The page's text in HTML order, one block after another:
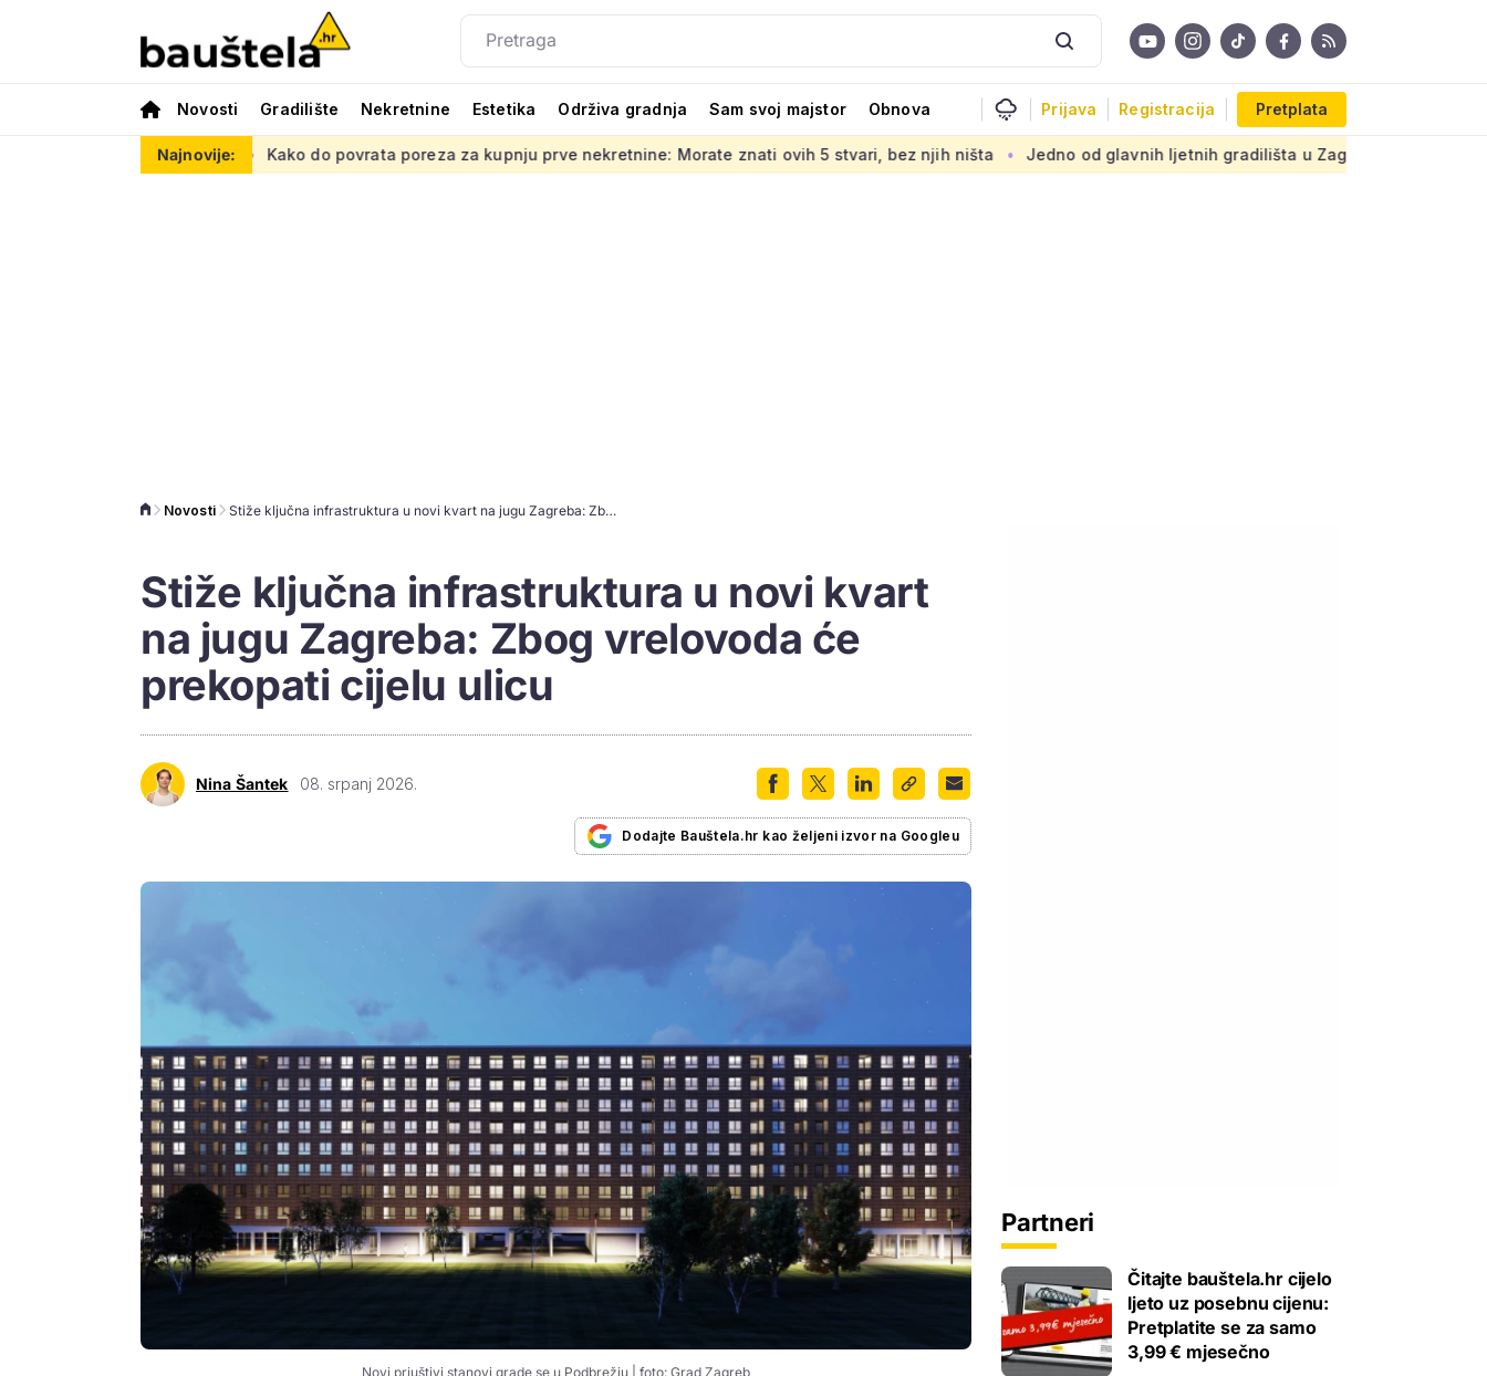
Novosti Gradilište Nekretnine Estetika Održiva gradnja Sam svoj majstor Obnova Prijava Registracija Pretplata
Najnovije:
Kako do povrata poreza za kupnju prve nekretnine: Morate znati ovih 5 stvari, bez njih ništa Jedno od glavnih ljetnih gradilišta u Zagrebu: Novi armirani beton na
Novosti Stiže ključna infrastruktura u novi kvart na jugu Zagreba: Zbog vrelovoda će prekopati cijelu ulicu
Stiže ključna infrastruktura u novi kvart
na jugu Zagreba: Zbog vrelovoda će
prekopati cijelu ulicu
Nina Šantek 08. srpanj 2026.
Dodajte Bauštela.hr kao željeni izvor na Googleu
Novi priuštivi stanovi grade se u Podbrežju | foto: Grad Zagreb
Partneri
Čitajte bauštela.hr cijelo
ljeto uz posebnu cijenu:
Pretplatite se za samo
3,99 € mjesečno